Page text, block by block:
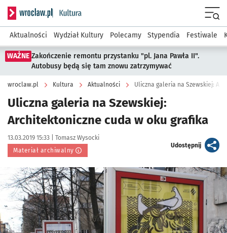
Serwis informacyjny wroclaw.pl podserwis: Kultura
Aktualności Wydział Kultury Polecamy Stypendia Festiwale
WAŻNE Zakończenie remontu przystanku "pl. Jana Pawła II".
Autobusy będą się tam znowu zatrzymywać
wroclaw.pl Kultura Aktualności Uliczna galeria na Szewskiej:
Uliczna galeria na Szewskiej:
Architektoniczne cuda w oku grafika
Data publikacji:
13.03.2019 15:33 | Autor:
Tomasz Wysocki
Materiał archiwalny
Udostępnijartykuł
Kliknij, aby powiększyć